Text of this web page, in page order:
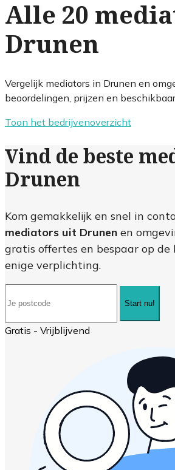
Alle 20
Drunen
Vergelijk mediators in Drunen en
beoordelingen, prijzen en
Toon het bedrijvenoverzicht
Vind de beste
Drunen
Kom gemakkelijk en snel in
mediators uit Drunen en
gratis offertes en bespaar op de
enige verplichting.
Start nu!
Gratis - Vrijblijvend